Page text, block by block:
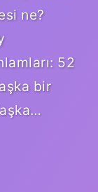
ne?
52
bir